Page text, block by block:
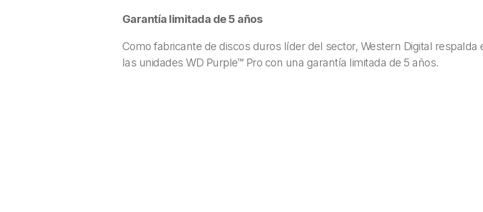
Garantía limitada de 5 años
Como fabricante de discos duros líder del sector, Western Digital respalda
las unidades WD Purple™ Pro con una garantía limitada de 5 años.